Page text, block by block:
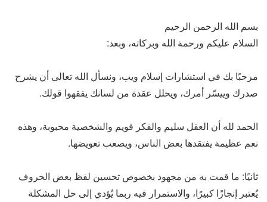
بسم الله الرحمن الرحيم
السلام عليكم ورحمة الله وبركاته، وبعد:
مرحبًا بك في استشارات إسلام ويب، ونسأل الله تعالى أن يشرح
صدرك وييسّر أمرك، ويحلل عقدة من لسانك يفقهوا قولك.
الحمد لله أن العقل سليم والفكر قويم والشخصية محبوبة، وهذه
نعم عظيمة يفتقدها بعض الناس، ويصعب تعويضها.
ثانيًا: ما قمت به من مجهود بخصوص تحسين لفظ بعض الحروف
يُعتبر إنجازًا كبيرًا، والاستمرار فيه ربما يُؤدي إلى حل المشكلة